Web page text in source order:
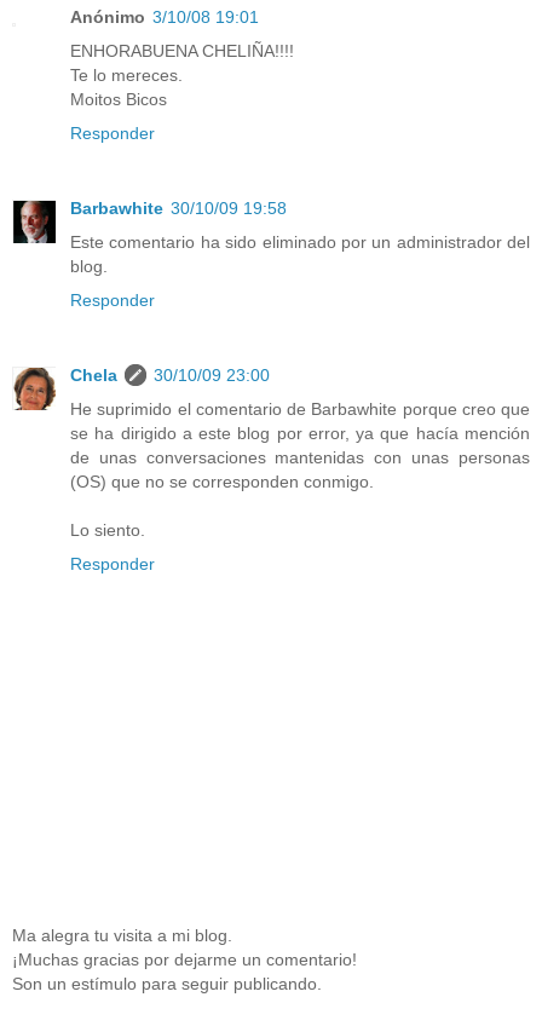
Anónimo 3/10/08 19:01
ENHORABUENA CHELIÑA!!!!
Te lo mereces.
Moitos Bicos
Responder
Barbawhite 30/10/09 19:58
Este comentario ha sido eliminado por un administrador del
blog.
Responder
Chela
30/10/09 23:00
He suprimido el comentario de Barbawhite porque creo que
se ha dirigido a este blog por error, ya que hacía mención
de unas conversaciones mantenidas con unas personas
(OS) que no se corresponden conmigo.
Lo siento.
Responder
Ma alegra tu visita a mi blog.
¡Muchas gracias por dejarme un comentario!
Son un estímulo para seguir publicando.